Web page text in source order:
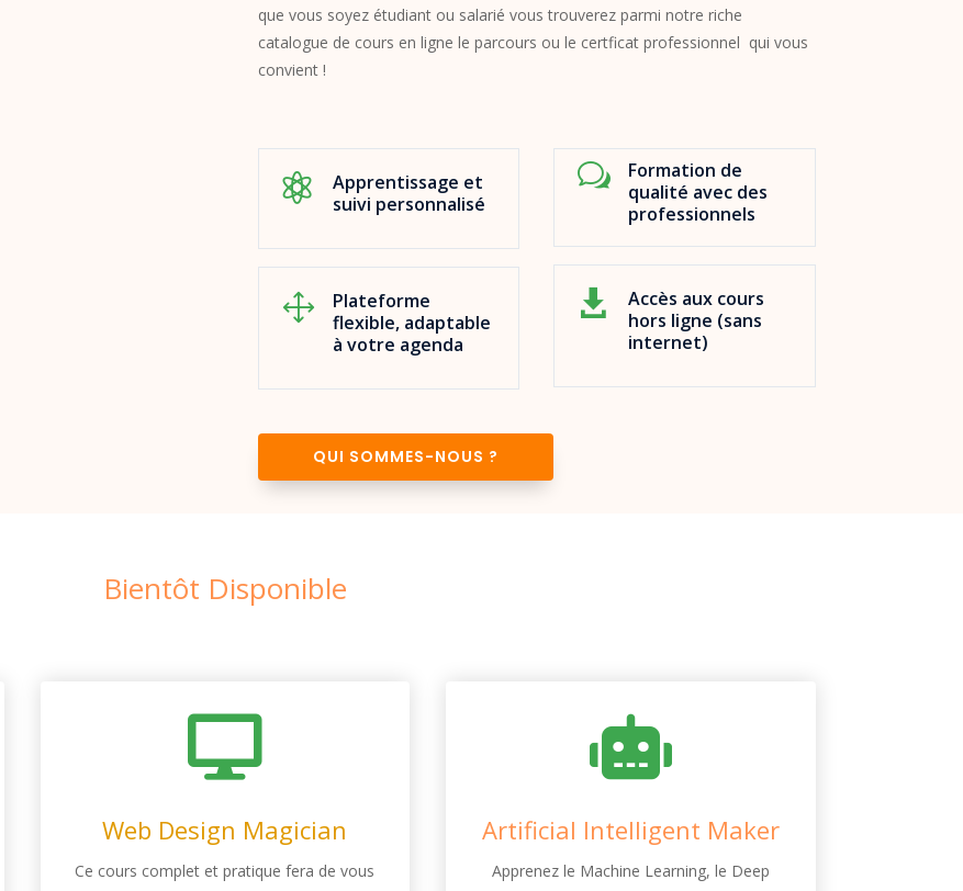
que vous soyez étudiant ou salarié vous trouverez parmi notre riche
catalogue de cours en ligne le parcours ou le certficat professionnel qui vous
convient !

Apprentissage et
suivi personnalisé
1
Plateforme
flexible, adaptable
à votre agenda
QUI SOMMES-NOUS ?
w
Formation de
qualité avec des
professionnels

Accès aux cours
hors ligne (sans
internet)
Bientôt Disponible

Web Design Magician
Ce cours complet et pratique fera de vous

Artificial Intelligent Maker
Apprenez le Machine Learning, le Deep